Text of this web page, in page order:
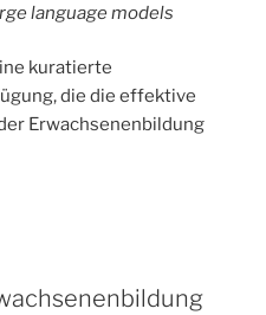
language models
kuratierte
die die effektive
Erwachsenenbildung